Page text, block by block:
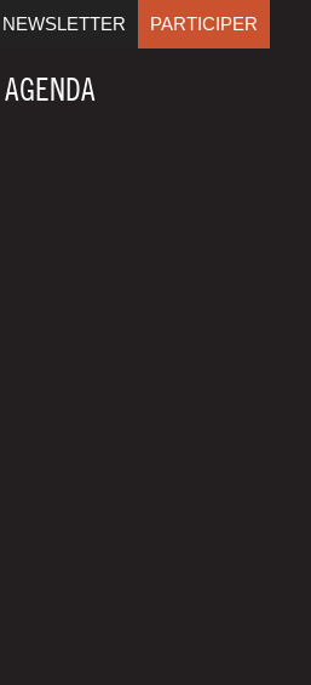
NEWSLETTER PARTICIPER
AGENDA